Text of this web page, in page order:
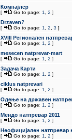
Компајлер
[ Go to page: 1 2 ]
Drzaven?
[ Go to page: 1 2 3 ]
XVIII Регионален
[ Go to page: 1 2 ]
mesecen natprevar-mart
[ Go to page: 1 2 ]
Задача Карти
[ Go to page: 1 2 ]
ciklus natprevari
[ Go to page: 1 2 ]
Одење на државен
[ Go to page: 1 2 ]
Мендо натпревар 2011
[ Go to page: 1 2 ]
Неофицијален натпревар
[ Go to page: 1 2 ]